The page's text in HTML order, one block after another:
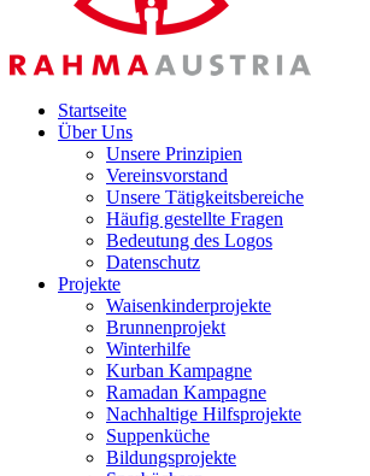
Startseite
Über Uns
Unsere Prinzipien
Vereinsvorstand
Unsere Tätigkeitsbereiche
Häufig gestellte Fragen
Bedeutung des Logos
Datenschutz
Projekte
Waisenkinderprojekte
Brunnenprojekt
Winterhilfe
Kurban Kampagne
Ramadan Kampagne
Nachhaltige Hilfsprojekte
Suppenküche
Bildungsprojekte